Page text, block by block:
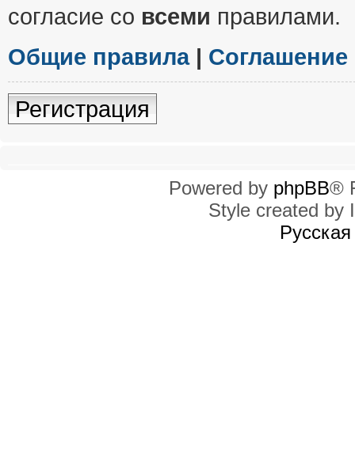
согласие со всеми правилами.
Общие правила|
Регистрация
Powered by phpBB®
Style created by